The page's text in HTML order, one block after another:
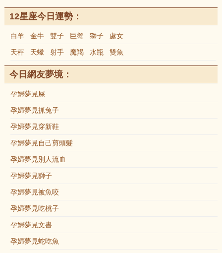
12星座今日運勢：
白羊 金牛 雙子 巨蟹 獅子 處女
天秤 天蠍 射手 魔羯 水瓶 雙魚
今日網友夢境：
孕婦夢見屎
孕婦夢見抓兔子
孕婦夢見穿新鞋
孕婦夢見自己剪頭髮
孕婦夢見別人流血
孕婦夢見獅子
孕婦夢見被魚咬
孕婦夢見吃桃子
孕婦夢見文書
孕婦夢見蛇吃魚